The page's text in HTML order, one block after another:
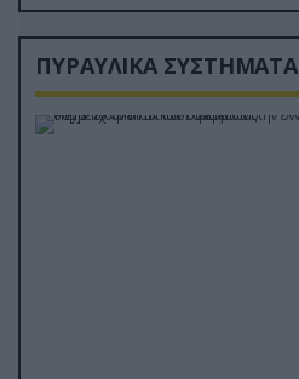
ΠΥΡΑΥΛΙΚΑ ΣΥΣΤΗΜΑΤΑ